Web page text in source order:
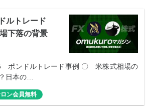
ルトレード
下落の背景
ポンドルトレード事例 〇 米株式相場の
日本の…
ン会員無料